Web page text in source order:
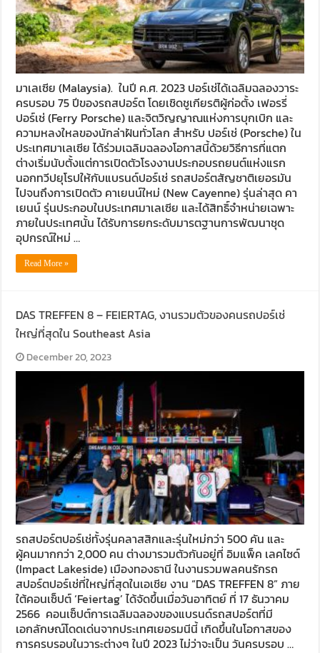
มาเลเซีย (Malaysia). ในปี ค.ศ. 2023 ปอร์เช่ได้เฉลิมฉลองวาระ
ครบรอบ 75 ปีของรถสปอร์ต โดยเชิดชูเกียรติผู้ก่อตั้ง เฟอรรี่
ปอร์เช่ (Ferry Porsche) และจิตวิญญาณแห่งการบุกเบิก และ
ความหลงใหลของนักล่าฝันทั่วโลก สำหรับ ปอร์เช่ (Porsche) ใน
ประเทศมาเลเซีย ได้ร่วมเฉลิมฉลองโอกาสนี้ด้วยวิธีการที่แตก
ต่างเริ่มนับตั้งแต่การเปิดตัวโรงงานประกอบรถยนต์แห่งแรก
นอกทวีปยุโรปให้กับแบรนด์ปอร์เช่ รถสปอร์ตสัญชาติเยอรมัน
ไปจนถึงการเปิดตัว คาเยนน์ใหม่ (New Cayenne) รุ่นล่าสุด คา
เยนน์ รุ่นประกอบในประเทศมาเลเซีย และได้สิทธิ์จำหน่ายเฉพาะ
ภายในประเทศนั้น ได้รับการยกระดับมารตฐานการพัฒนาชุด
อุปกรณ์ใหม่ …
Read More »
DAS TREFFEN 8 – FEIERTAG, งานรวมตัวของคนรถปอร์เช่
ใหญ่ที่สุดใน Southeast Asia
December 20, 2023
รถสปอร์ตปอร์เช่ทั้งรุ่นคลาสสิกและรุ่นใหม่กว่า 500 คัน และ
ผู้คนมากกว่า 2,000 คน ต่างมารวมตัวกันอยู่ที่ อิมแพ็ค เลคไซด์
(Impact Lakeside) เมืองทองธานี ในงานรวมพลคนรักรถ
สปอร์ตปอร์เช่ที่ใหญ่ที่สุดในเอเชีย งาน “DAS TREFFEN 8” ภาย
ใต้คอนเซ็ปต์ ‘Feiertag’ ได้จัดขึ้นเมื่อวันอาทิตย์ ที่ 17 ธันวาคม
2566 คอนเซ็ปต์การเฉลิมฉลองของแบรนด์รถสปอร์ตที่มี
เอกลักษณ์โดดเด่นจากประเทศเยอรมนีนี้ เกิดขึ้นในโอกาสของ
การครบรอบในวาระต่างๆ ในปี 2023 ไม่ว่าจะเป็น วันครบรอบ …